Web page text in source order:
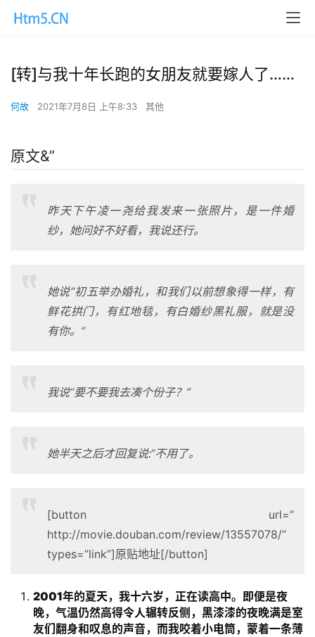
[转]与我十年长跑的女朋友就要嫁人了……
何故 2021年7月8日 上午8:33 其他
原文&”
昨天下午凌一尧给我发来一张照片，是一件婚
纱，她问好不好看，我说还行。
她说“初五举办婚礼，和我们以前想象得一样，有
鲜花拱门，有红地毯，有白婚纱黑礼服，就是没
有你。”
我说“要不要我去凑个份子？”
她半天之后才回复说:“不用了。
[button url=”
http://movie.douban.com/review/13557078/”
types=”link”]原贴地址[/button]
2001年的夏天，我十六岁，正在读高中。即便是夜
晚，气温仍然高得令人辗转反侧，黑漆漆的夜晚满是室
友们翻身和叹息的声音，而我咬着小电筒，蒙着一条薄